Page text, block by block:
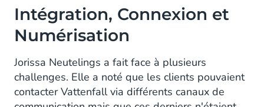
Intégration, Connexion et
Numérisation
Jorissa Neutelings a fait face à plusieurs
challenges. Elle a noté que les clients pouvaient
contacter Vattenfall via différents canaux de